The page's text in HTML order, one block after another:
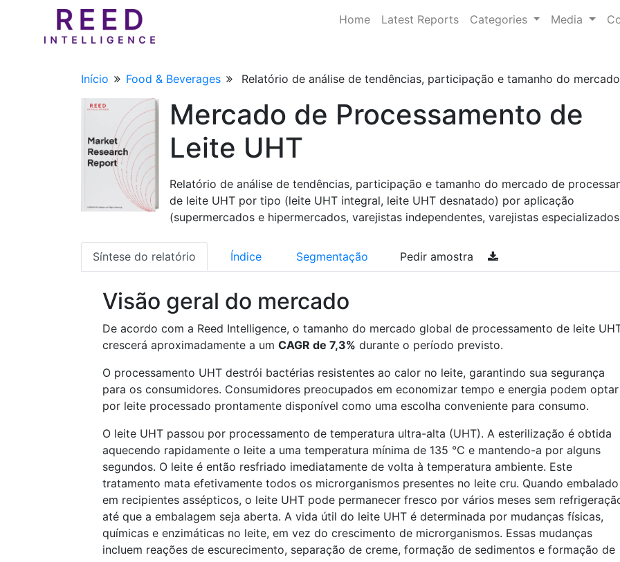
Home Latest Reports Categories Media
Início Food & Beverages Relatório de análise de tendências, participação e tamanho do
Mercado de Processamento de
Leite UHT
Relatório de análise de tendências, participação e tamanho do mercado de
de leite UHT por tipo (leite UHT integral, leite UHT desnatado) por aplicação
(supermercados e hipermercados, varejistas independentes, varejistas
Síntese do relatório Índice Segmentação Pedir amostra
Visão geral do mercado
De acordo com a Reed Intelligence, o tamanho do mercado global de processamento de leite
crescerá aproximadamente a um CAGR de 7,3% durante o período previsto.
O processamento UHT destrói bactérias resistentes ao calor no leite, garantindo sua segurança
para os consumidores. Consumidores preocupados em economizar tempo e energia podem optar
por leite processado prontamente disponível como uma escolha conveniente para consumo.
O leite UHT passou por processamento de temperatura ultra-alta (UHT). A esterilização é obtida
aquecendo rapidamente o leite a uma temperatura mínima de 135 °C e mantendo-a por alguns
segundos. O leite é então resfriado imediatamente de volta à temperatura ambiente. Este
tratamento mata efetivamente todos os microrganismos presentes no leite cru. Quando embalado
em recipientes assépticos, o leite UHT pode permanecer fresco por vários meses sem
até que a embalagem seja aberta. A vida útil do leite UHT é determinada por mudanças físicas,
químicas e enzimáticas no leite, em vez do crescimento de microrganismos. Essas mudanças
incluem reações de escurecimento, separação de creme, formação de sedimentos e formação de